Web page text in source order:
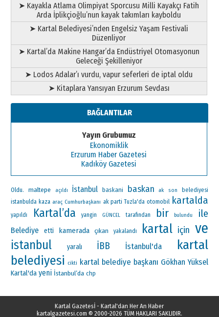
➤ Kayakla Atlama Olimpiyat Sporcusu Milli Kayakçı Fatih
Arda İplikçioğlu’nun kayak takımları kayboldu
➤ Kartal Belediyesi’nden Engelsiz Yaşam Festivali
Düzenliyor
➤ Kartal’da Makine Hangar’da Endüstriyel Otomasyonun
Geleceği Şekilleniyor
➤ Lodos Adalar’ı vurdu, vapur seferleri de iptal oldu
➤ Kitaplara Yansıyan Erzurum Sevdası
BAĞLANTILAR
Yayın Grubumuz
Ekonomiklik
Erzurum Haber Gazetesi
Kadıköy Gazetesi
Oldu. maltepe açıldı İstanbul baskani baskan ak son
belediyesi
istanbulda kaza araç Cumhurbaşkanı ak parti Tuzla'da otomobil kartalda
yapıldı Kartal’da yangin GÜNCEL tarafından bir bulundu ile
Belediye etti kamerada çıkan yakalandı kartal için ve
istanbul yaralı İBB İstanbul'da
kartal
belediyesi
cikti kartal belediye başkanı Gökhan Yüksel
Kartal'da yeni İstanbul’da chp
Kartal Gazetesİ - Kartal'dan Her An Haber
kartalgazetesi.com © 2000-2026 TÜM HAKLARI SAKLIDIR.